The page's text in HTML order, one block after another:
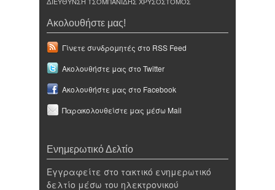
Ακολουθήστε μας!
Γίνετε συνδρομητές στο RSS Feed
Ακολουθήστε μας στο Twitter
Ακολουθήστε μας στο Facebook
Παρακολουθείστε μας μέσω Mail
Ενημερωτικό Δελτίο
Εγγραφείτε στο τακτικό ενημερωτικό
δελτίο μέσω του ηλεκτρονικού